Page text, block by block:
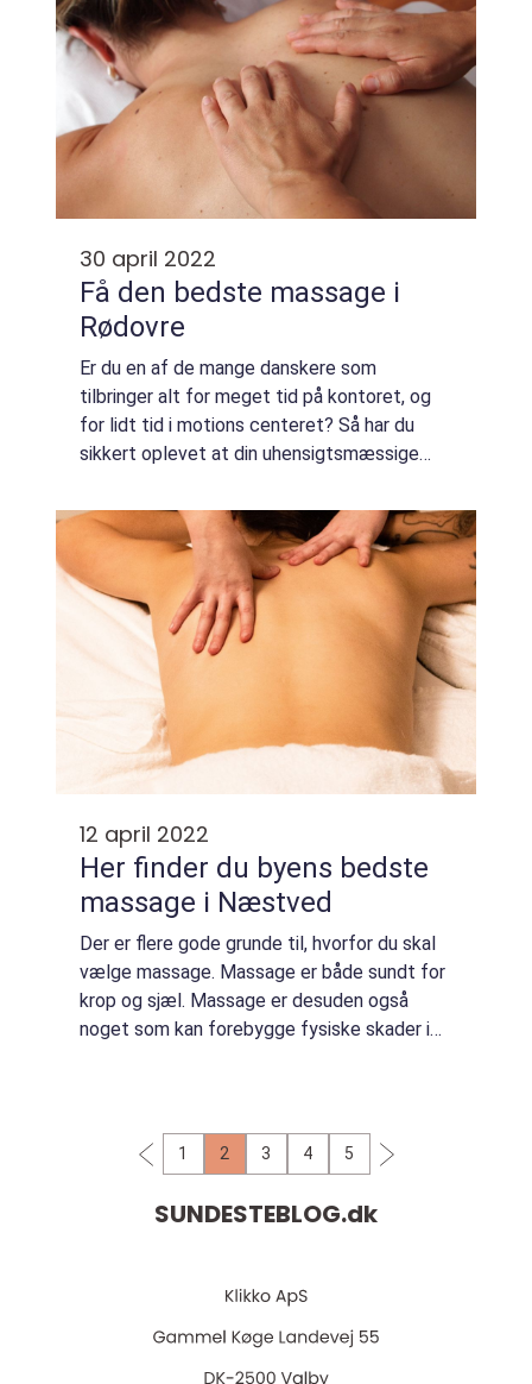
30 april 2022
Få den bedste massage i
Rødovre
Er du en af de mange danskere som
tilbringer alt for meget tid på kontoret, og
for lidt tid i motions centeret? Så har du
sikkert oplevet at din uhensigtsmæssige
stilesiddende positur har sat deres præg på
din krop...
12 april 2022
Her finder du byens bedste
massage i Næstved
Der er flere gode grunde til, hvorfor du skal
vælge massage. Massage er både sundt for
krop og sjæl. Massage er desuden også
noget som kan forebygge fysiske skader i
1 2 3 4 5
SUNDESTEBLOG.dk